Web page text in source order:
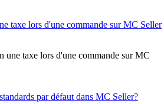
taxe lors d'une commande sur MC Seller
une taxe lors d'une commande sur MC
par défaut dans MC Seller?